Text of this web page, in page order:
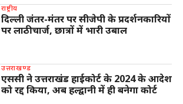
राष्ट्रीय
दिल्ली जंतर-मंतर पर सीजेपी के प्रदर्शनकारियों
पर लाठीचार्ज, छात्रों में भारी उबाल
उत्तराखण्ड
एससी ने उत्तराखंड हाईकोर्ट के 2024 के आदेश
को रद्द किया, अब हल्द्वानी में ही बनेगा कोर्ट